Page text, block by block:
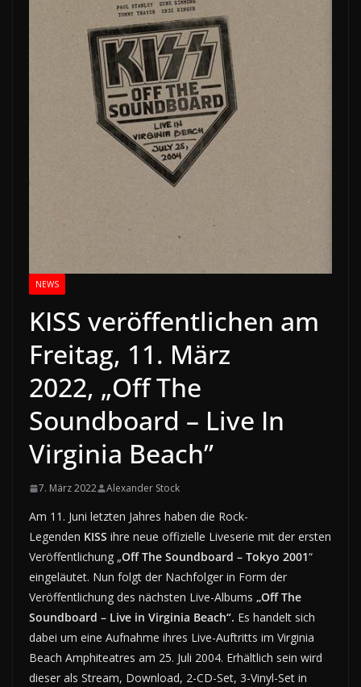
NEWS
KISS veröffentlichen am
Freitag, 11. März
2022, „Off The
Soundboard – Live In
Virginia Beach”
7. März 2022 Alexander Stock
Am 11. Juni letzten Jahres haben die Rock-
Legenden KISS ihre neue offizielle Liveserie mit der ersten
Veröffentlichung „Off The Soundboard – Tokyo 2001“
eingeläutet. Nun folgt der Nachfolger in Form der
Veröffentlichung des nächsten Live-Albums „Off The
Soundboard – Live in Virginia Beach“. Es handelt sich
dabei um eine Aufnahme ihres Live-Auftritts im Virginia
Beach Amphiteatres am 25. Juli 2004. Erhältlich sein wird
dieser als Stream, Download, 2-CD-Set, 3-Vinyl-Set in